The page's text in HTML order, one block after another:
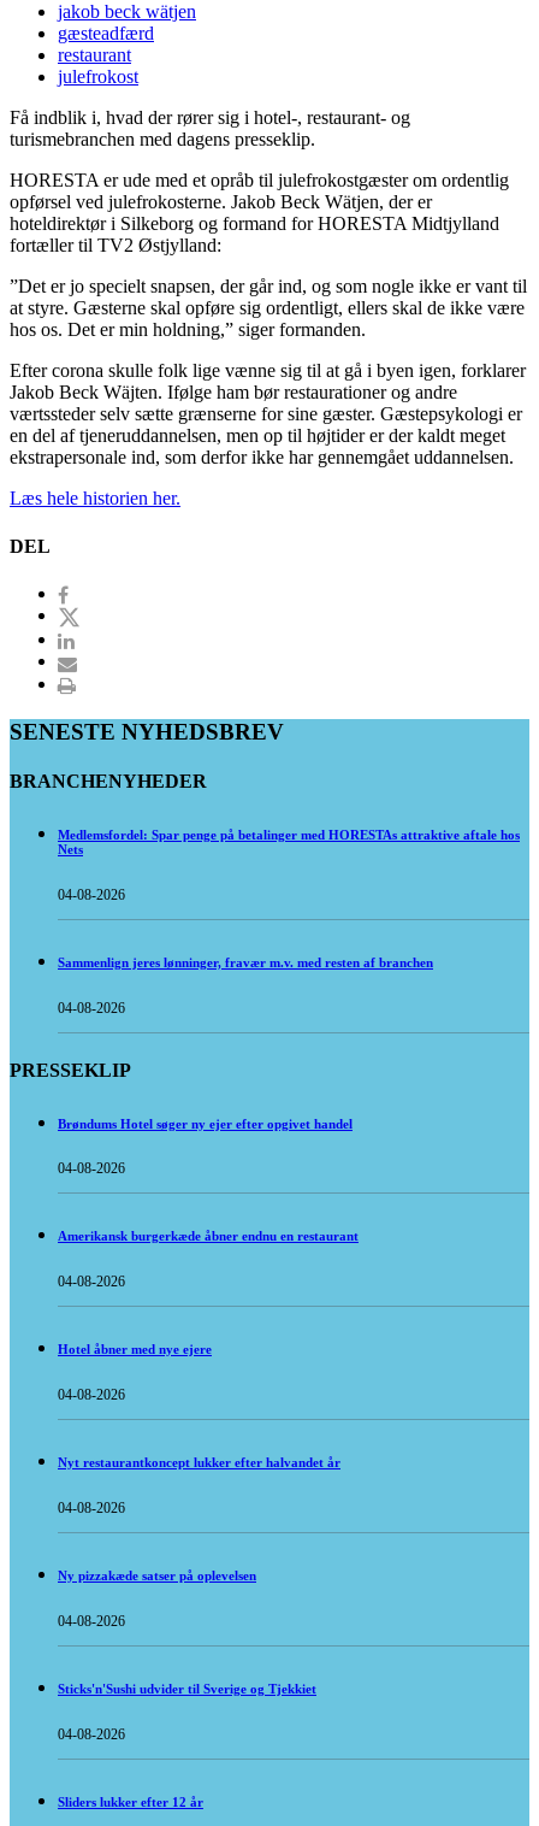
jakob beck wätjen
gæsteadfærd
restaurant
julefrokost
Få indblik i, hvad der rører sig i hotel-, restaurant- og
turismebranchen med dagens presseklip.
HORESTA er ude med et opråb til julefrokostgæster om ordentlig
opførsel ved julefrokosterne. Jakob Beck Wätjen, der er
hoteldirektør i Silkeborg og formand for HORESTA Midtjylland
fortæller til TV2 Østjylland:
”Det er jo specielt snapsen, der går ind, og som nogle ikke er vant til
at styre. Gæsterne skal opføre sig ordentligt, ellers skal de ikke være
hos os. Det er min holdning,” siger formanden.
Efter corona skulle folk lige vænne sig til at gå i byen igen, forklarer
Jakob Beck Wäjten. Ifølge ham bør restaurationer og andre
værtssteder selv sætte grænserne for sine gæster. Gæstepsykologi er
en del af tjeneruddannelsen, men op til højtider er der kaldt meget
ekstrapersonale ind, som derfor ikke har gennemgået uddannelsen.
Læs hele historien her.
DEL
SENESTE NYHEDSBREV
BRANCHENYHEDER
Medlemsfordel: Spar penge på betalinger med HORESTAs attraktive aftale hos
Nets
04-08-2026
Sammenlign jeres lønninger, fravær m.v. med resten af branchen
04-08-2026
PRESSEKLIP
Brøndums Hotel søger ny ejer efter opgivet handel
04-08-2026
Amerikansk burgerkæde åbner endnu en restaurant
04-08-2026
Hotel åbner med nye ejere
04-08-2026
Nyt restaurantkoncept lukker efter halvandet år
04-08-2026
Ny pizzakæde satser på oplevelsen
04-08-2026
Sticks'n'Sushi udvider til Sverige og Tjekkiet
04-08-2026
Sliders lukker efter 12 år